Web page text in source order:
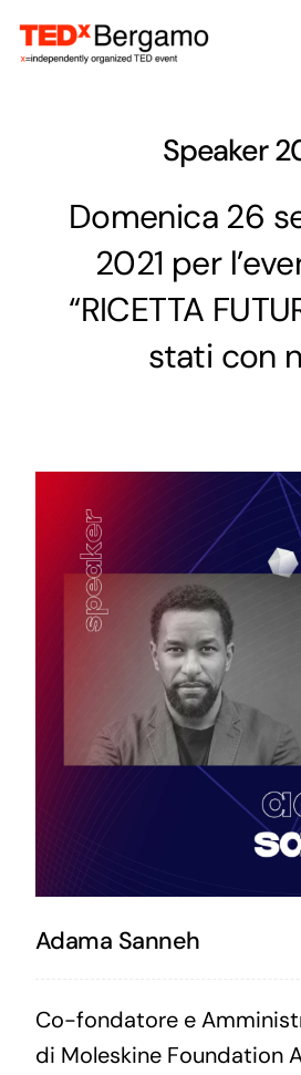
Chi siamo
Eventi
Partner e
Contatti
Speaker
Domenica 26
2021 per
“RICETTA
stati con
Adama Sanneh
Co-fondatore e
di Moleskine Foundation